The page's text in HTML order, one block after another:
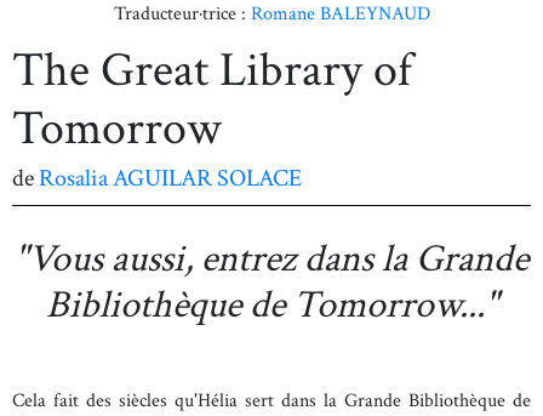
Traducteur·trice : Romane BALEYNAUD
The Great Library of
Tomorrow
deRosalia AGUILAR SOLACE
"Vous aussi, entrez dans la Grande
Bibliothèque de Tomorrow..."
Cela fait des siècles qu'Hélia sert dans la Grande Bibliothèque de